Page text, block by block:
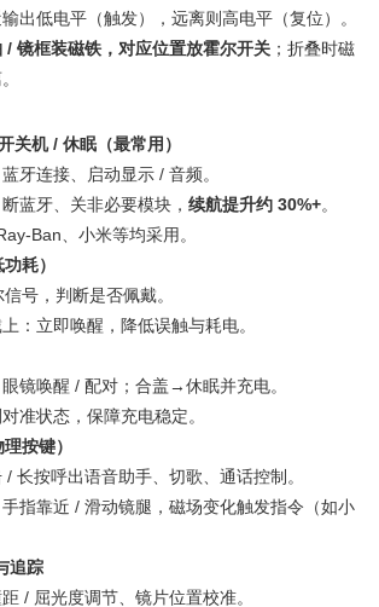
出低电平（触发），远离则高电平（复位）。
/ 镜框装磁铁，对应位置放霍尔开关 ；折叠时磁
机 / 休眠（最常用）
牙连接、启动显示 / 音频。
蓝牙、关非必要模块， 续航提升约 30%+。
、小米等均采用。
耗）
号，判断是否佩戴。
：立即唤醒，降低误触与耗电。
镜唤醒 / 配对；合盖→休眠并充电。
准状态，保障充电稳定。
按键）
长按呼出语音助手、切歌、通话控制。
指靠近 / 滑动镜腿，磁场变化触发指令（如小
追踪
/ 屈光度调节、镜片位置校准。